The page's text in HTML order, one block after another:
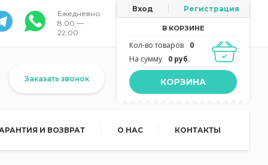
Ежедневно
8:00 —
22:00
Вход Регистрация
В КОРЗИНЕ
Кол-во товаров
0
На сумму
0 руб.
КОРЗИНА
Заказать звонок
И ВОЗВРАТ О НАС КОНТАКТЫ